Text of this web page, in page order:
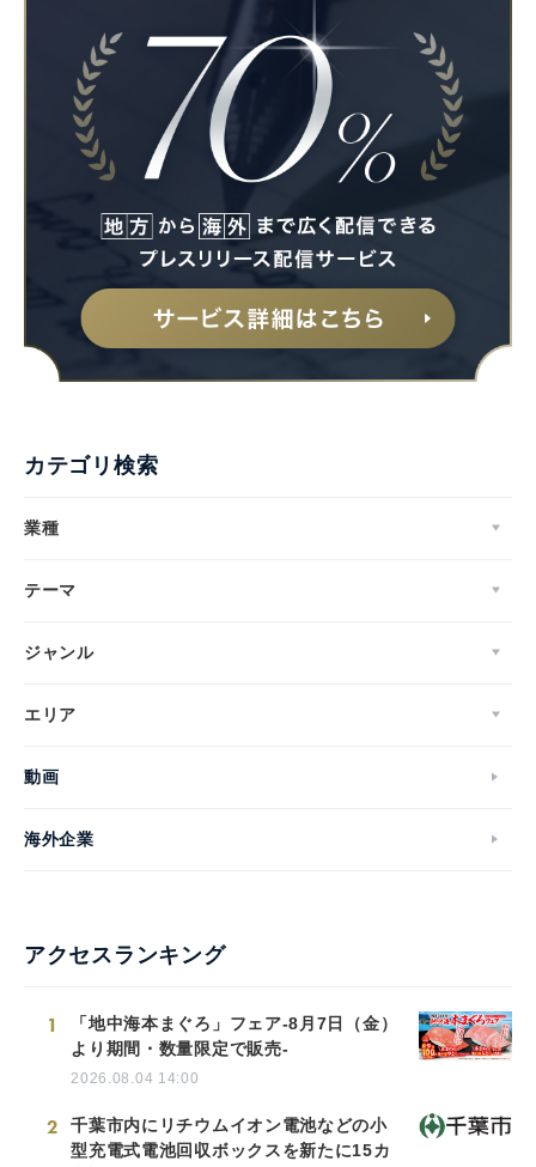
カテゴリ検索
業種
テーマ
ジャンル
エリア
動画
海外企業
アクセスランキング
1
「地中海本まぐろ」フェア-8月7日（金）
より期間・数量限定で販売-
2026.08.04 14:00
2
千葉市内にリチウムイオン電池などの小
型充電式電池回収ボックスを新たに15カ